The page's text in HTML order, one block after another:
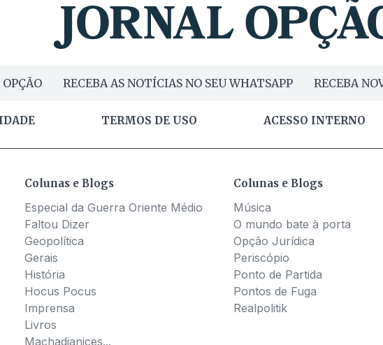
RECEBA AS NOTÍCIAS NO SEU WHATSAPP RECEBA
TERMOS DE USO ACESSO INTERNO
Colunas e Blogs
Especial da Guerra Oriente Médio
Faltou Dizer
Geopolítica
Gerais
História
Hocus Pocus
Imprensa
Livros
Machadianices...
Colunas e Blogs
Música
O mundo bate à porta
Opção Jurídica
Periscópio
Ponto de Partida
Pontos de Fuga
Realpolitik